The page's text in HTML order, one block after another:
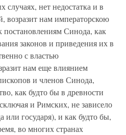
случаях, нет недостатка и в
возразит нам императорскою
Синода, как
законов и приведения их в
с властью
нам еще влиянием
и членов Синода,
как будто бы в древности
и Римских, не зависело
или государя), и как будто бы,
во многих странах